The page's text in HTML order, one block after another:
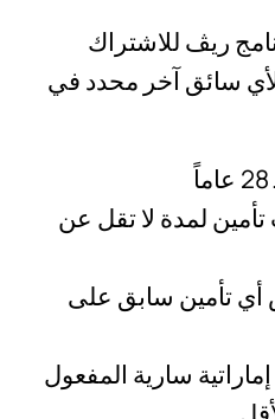
ريڤ للاشتراك
سائق آخر محدد في
لمدة لا تقل عن
أي تأمين سابق على
سارية المفعول